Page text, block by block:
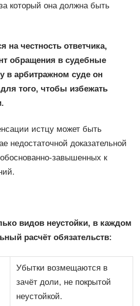
который она должна быть
на честность ответчика,
обращения в судебные
в арбитражном суде он
того, чтобы избежать
истцу может быть
недостаточной доказательной
завышенных к
видов неустойки, в каждом
расчёт обязательств:
Убытки возмещаются в
зачёт доли, не покрытой
неустойкой.